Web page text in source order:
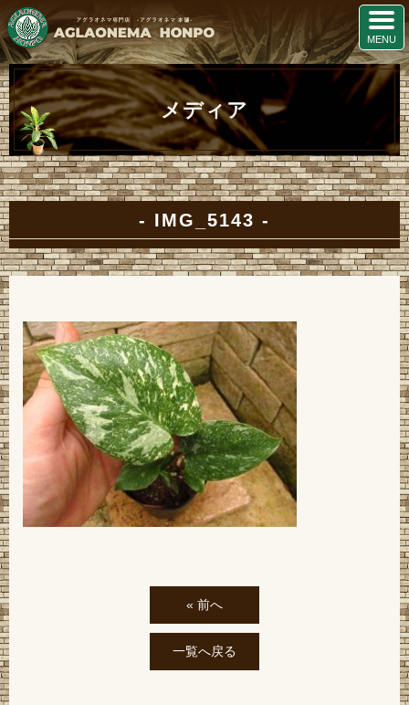
メディア
IMG_5143
« 前へ
一覧へ戻る